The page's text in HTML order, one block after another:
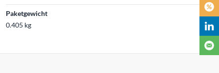
Paketgewicht
0.405 kg